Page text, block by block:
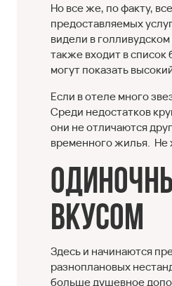
Но все же, по факту,
предоставляемых
видели в
также входит в
могут показать
Если в отеле много
Среди недостатков
они не отличаются
временного жилья. Не
вкусом
Здесь и начинаются
разноплановых
больше душевное